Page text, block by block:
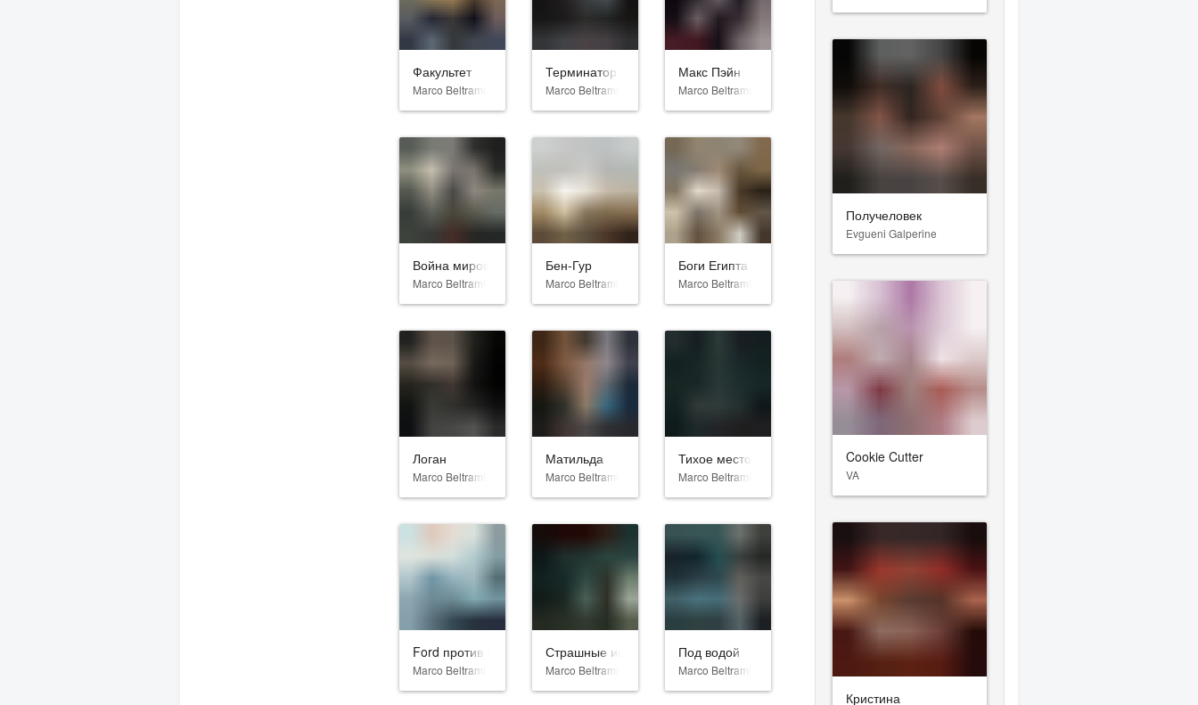
Факультет
Marco Beltrami
Терминатор 3: Восстание машин
Marco Beltrami
Макс Пэйн
Marco Beltrami
Война миров Z
Marco Beltrami
Бен-Гур
Marco Beltrami
Боги Египта
Marco Beltrami
Логан
Marco Beltrami
Матильда
Marco Beltrami
Тихое место
Marco Beltrami
Ford против Ferrari
Marco Beltrami
Страшные истории для рассказа в темноте
Marco Beltrami
Под водой
Marco Beltrami
Получеловек
Evgueni Galperine
Cookie Cutter
VA
Кристина